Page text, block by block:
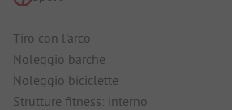
Tiro con l'arco
Noleggio barche
Noleggio biciclette
Strutture fitness: interno